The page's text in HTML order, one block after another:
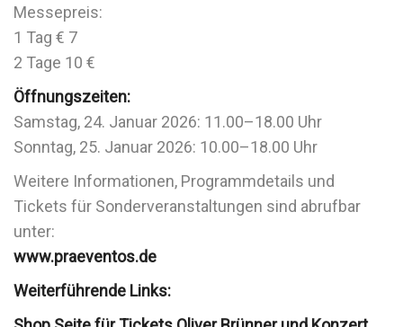
Messepreis:
1 Tag € 7
2 Tage 10 €
Öffnungszeiten:
Samstag, 24. Januar 2026: 11.00–18.00 Uhr
Sonntag, 25. Januar 2026: 10.00–18.00 Uhr
Weitere Informationen, Programmdetails und
Tickets für Sonderveranstaltungen sind abrufbar
unter:
www.praeventos.de
Weiterführende Links: